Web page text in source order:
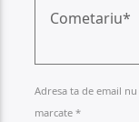
Adresa ta de email
marcate *